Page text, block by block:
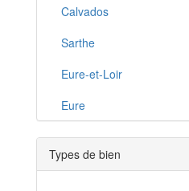
Flers
Sées
Putanges-Pont-Écrepin
Saint-Germain-du-Corbeïs
Longny-au-Perche
L'Aigle
Calvados
Sarthe
Eure-et-Loir
Eure
Types de bien